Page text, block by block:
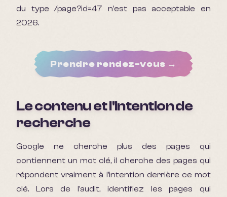
du type /page?id=47 n'est pas acceptable en
2026.
Prendre rendez-vous →
Le contenu et l'intention de
recherche
Google ne cherche plus des pages qui
contiennent un mot clé, il cherche des pages qui
répondent vraiment à l'intention derrière ce mot
clé. Lors de l'audit, identifiez les pages qui